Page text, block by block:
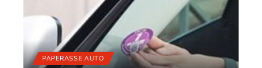
PAPERASSE AUTO